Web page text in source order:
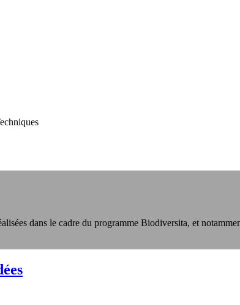
dans le cadre du programme Biodiversita, et